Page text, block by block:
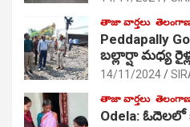
తాజా వార్తలు
Peddapally
బల్లార్షా మధ్య
14/11/2024
తాజా వార్తలు
Odela: ఓదెలలో